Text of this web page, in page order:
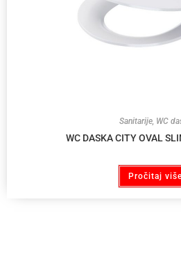
Sanitarije, WC
WC DASKA CITY OVAL
Pročitaj više